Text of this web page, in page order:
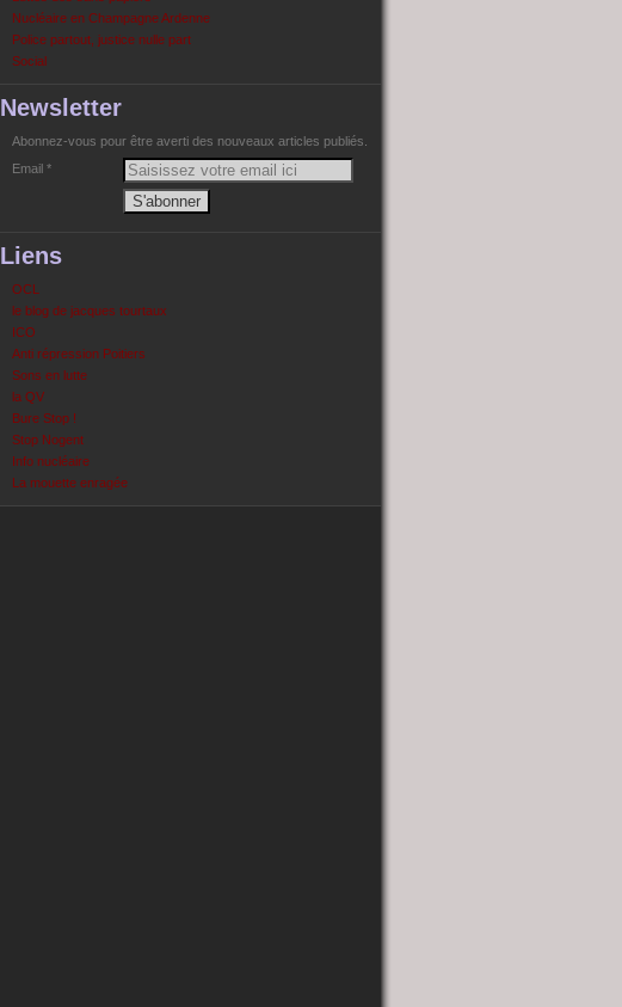
Nucléaire en Champagne Ardenne
Police partout, justice nulle part
Social
Newsletter
Abonnez-vous pour être averti des nouveaux articles publiés.
Email
Liens
OCL
le blog de jacques tourtaux
ICO
Anti répression Poitiers
Sons en lutte
la QV
Bure Stop !
Stop Nogent
Info nucléaire
La mouette enragée